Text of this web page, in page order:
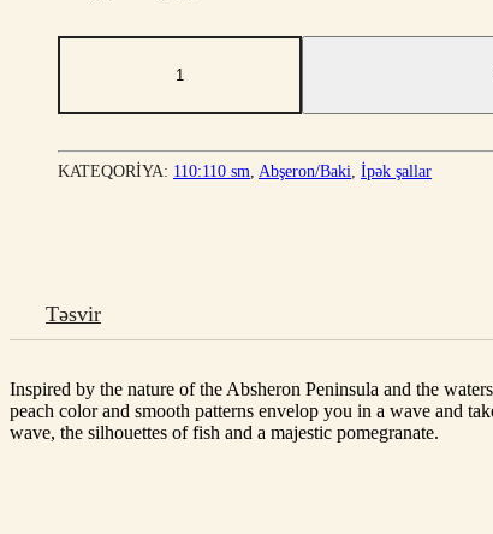
dalğaları
KATEQORIYA: 110:110 sm, Abşeron/Baki, İpək şallar
Təsvir
Inspired by the nature of the Absheron Peninsula and the
peach color and smooth patterns envelop you in a wave and
wave, the silhouettes of fish and a majestic pomegranate.